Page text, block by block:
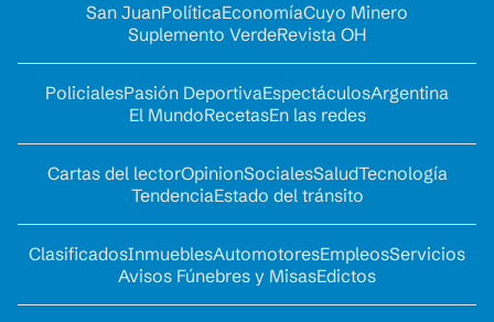
San JuanPolíticaEconomíaCuyo Minero
Suplemento VerdeRevista OH
PolicialesPasión DeportivaEspectáculosArgentina
El MundoRecetasEn las redes
Cartas del lectorOpinionSocialesSaludTecnología
TendenciaEstado del tránsito
ClasificadosInmueblesAutomotoresEmpleosServicios
Avisos Fúnebres y MisasEdictos